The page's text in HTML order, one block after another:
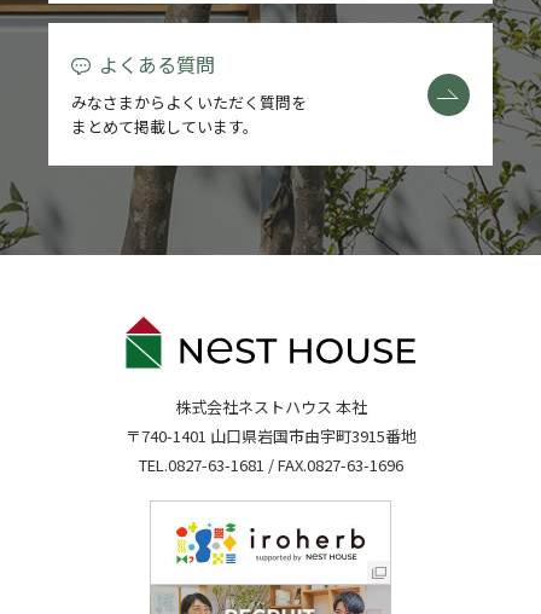
よくある質問
みなさまからよくいただく質問を
まとめて掲載しています。
株式会社ネストハウス 本社
〒740-1401 山口県岩国市由宇町3915番地
TEL.0827-63-1681 / FAX.0827-63-1696